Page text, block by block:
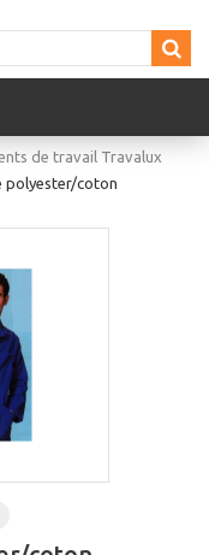
de travail Travalux
polyester/coton